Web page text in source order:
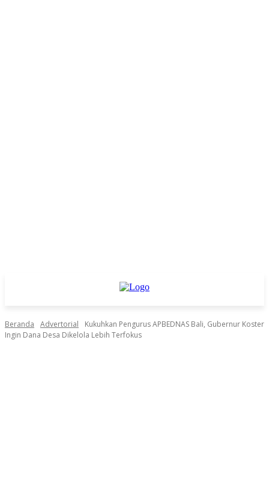
Beranda Advertorial
Kukuhkan Pengurus APBEDNAS Bali, Gubernur Koster
Ingin Dana Desa Dikelola Lebih Terfokus